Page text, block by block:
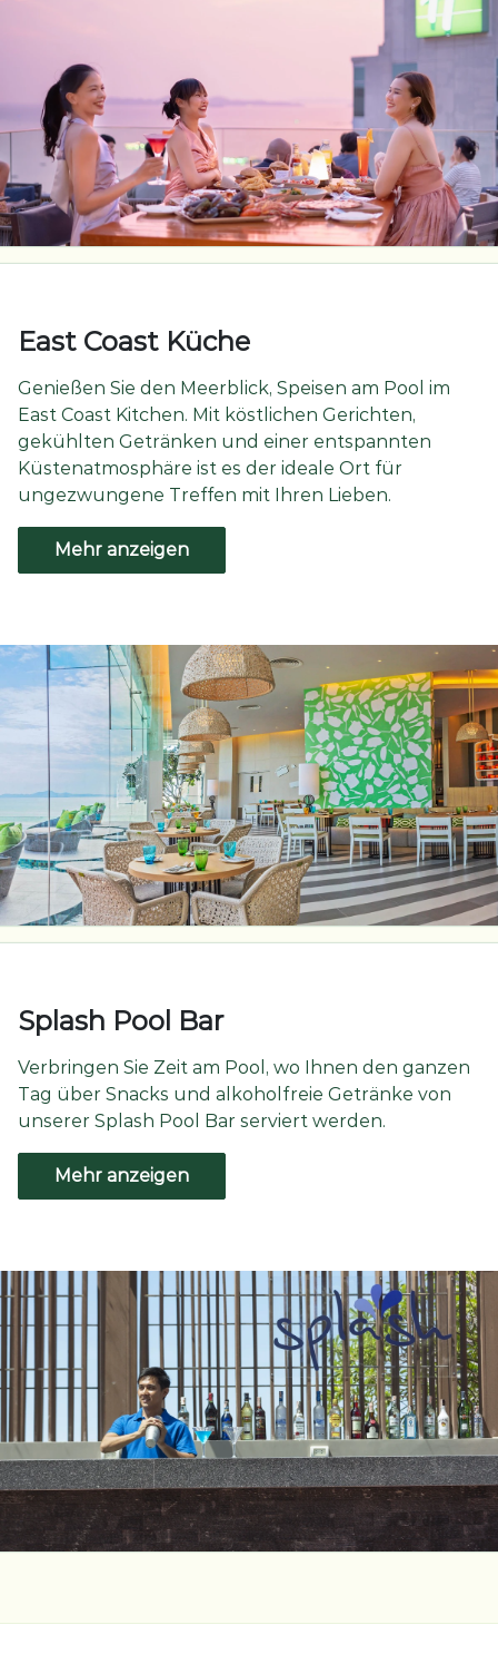
East Coast Küche
Genießen Sie den Meerblick, Speisen am Pool im
East Coast Kitchen. Mit köstlichen Gerichten,
gekühlten Getränken und einer entspannten
Küstenatmosphäre ist es der ideale Ort für
ungezwungene Treffen mit Ihren Lieben.
Mehr anzeigen
Splash Pool Bar
Verbringen Sie Zeit am Pool, wo Ihnen den ganzen
Tag über Snacks und alkoholfreie Getränke von
unserer Splash Pool Bar serviert werden.
Mehr anzeigen